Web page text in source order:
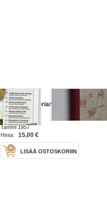
Maailmanhistorian kultainen kirja
Tammi 1957
Hinta:
15,00 €
LISÄÄ OSTOSKORIIN